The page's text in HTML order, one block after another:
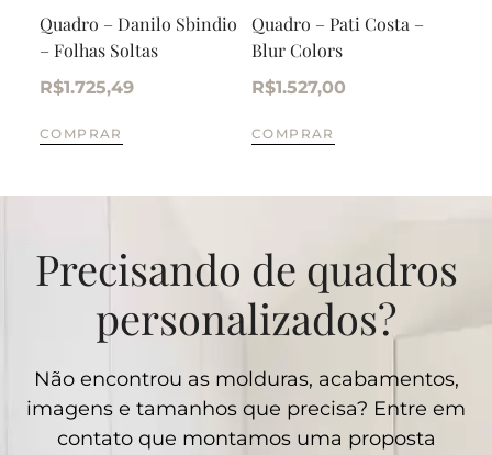
Quadro – Danilo Sbindio
– Folhas Soltas
R$1.725,49
COMPRAR
Quadro – Pati Costa –
Blur Colors
R$1.527,00
COMPRAR
Precisando de quadros
personalizados?
Não encontrou as molduras, acabamentos,
imagens e tamanhos que precisa? Entre em
contato que montamos uma proposta